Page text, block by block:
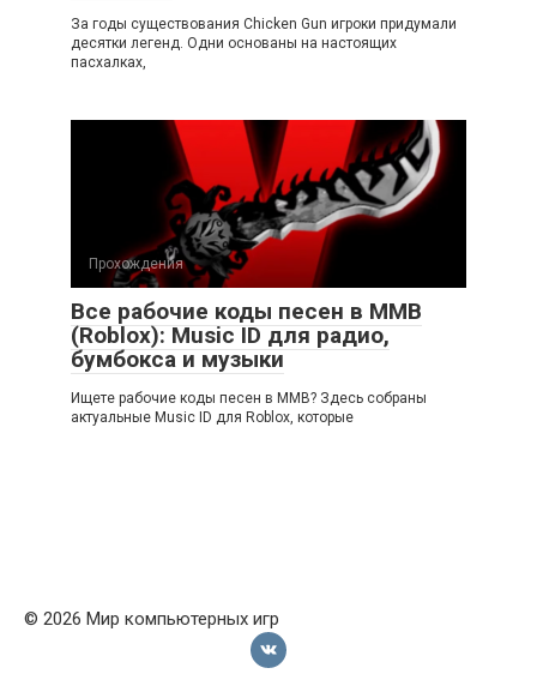
За годы существования Chicken Gun игроки придумали
десятки легенд. Одни основаны на настоящих
пасхалках,
Прохождения
Все рабочие коды песен в ММВ
(Roblox): Music ID для радио,
бумбокса и музыки
Ищете рабочие коды песен в ММВ? Здесь собраны
актуальные Music ID для Roblox, которые
© 2026 Мир компьютерных игр